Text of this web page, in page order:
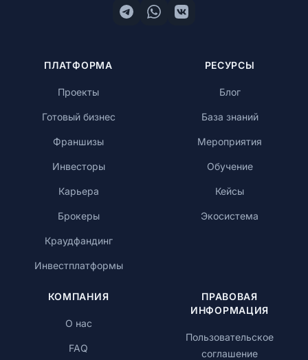
ПЛАТФОРМА
Проекты
Готовый бизнес
Франшизы
Инвесторы
Карьера
Брокеры
Краудфандинг
Инвестплатформы
РЕСУРСЫ
Блог
База знаний
Мероприятия
Обучение
Кейсы
Экосистема
КОМПАНИЯ
О нас
FAQ
ПРАВОВАЯ
ИНФОРМАЦИЯ
Пользовательское
соглашение